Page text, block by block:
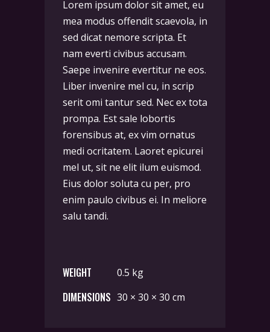
Lorem ipsum dolor sit amet, eu
mea modus offendit scaevola, in
sed dicat nemore scripta. Et
nam everti civibus accusam.
Saepe invenire evertitur ne eos.
Liber invenire mel cu, in scrip
serit omi tantur sed. Nec ex tota
prompa. Est sale lobortis
forensibus at, ex vim ornatus
medi ocritatem. Laoret epicurei
mel ut, sit ne elit ilum euismod.
Eius dolor soluta cu per, pro
enim paulo civibus ei. In meliore
salu tandi.
WEIGHT 0.5 kg
DIMENSIONS 30 × 30 × 30 cm